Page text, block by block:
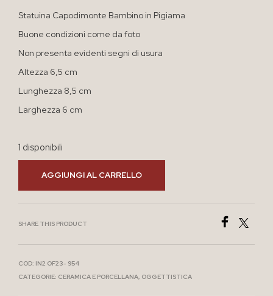
Statuina Capodimonte Bambino in Pigiama
Buone condizioni come da foto
Non presenta evidenti segni di usura
Altezza 6,5 cm
Lunghezza 8,5 cm
Larghezza 6 cm
1 disponibili
AGGIUNGI AL CARRELLO
SHARE THIS PRODUCT
COD: IN2 OF23- 954
CATEGORIE: CERAMICA E PORCELLANA, OGGETTISTICA